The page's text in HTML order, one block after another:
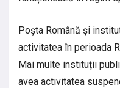
Poșta Română și
activitatea în perioada
Mai multe instituții
avea activitatea